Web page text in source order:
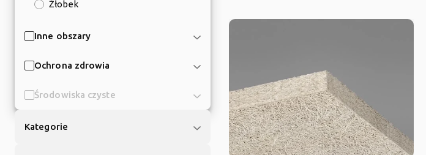
Żłobek
Inne obszary
Ochrona zdrowia
Środowiska czyste
Kategorie